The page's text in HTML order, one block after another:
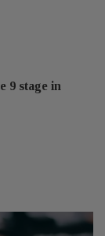
9 stage in